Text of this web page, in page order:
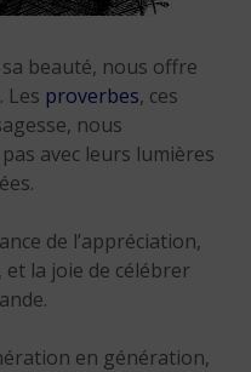
beauté, nous offre
Les proverbes, ces
nous
avec leurs lumières
de l’appréciation,
, et la joie de célébrer
en génération,